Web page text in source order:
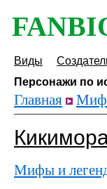
Виды
Персонажи по
Главная
Мифы и